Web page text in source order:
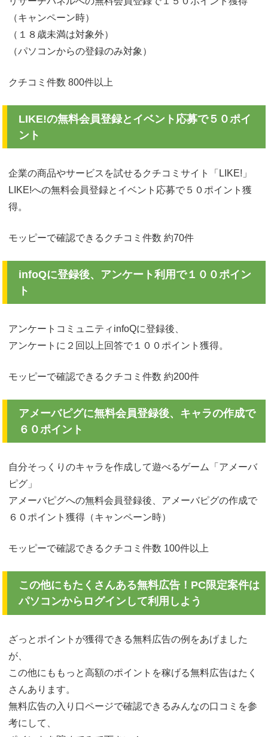
（キャンペーン時）
（１８歳未満は対象外）
（パソコンからの登録のみ対象）
クチコミ件数 800件以上
LIKE!の無料会員登録とイベント応募で５０ポイ
ント
企業の商品やサービスを試せるクチコミサイト「LIKE!」
LIKE!への無料会員登録とイベント応募で５０ポイント獲
得。
モッピーで確認できるクチコミ件数 約70件
infoQに登録後、アンケート利用で１００ポイン
ト
アンケートコミュニティinfoQに登録後、
アンケートに２回以上回答で１００ポイント獲得。
モッピーで確認できるクチコミ件数 約200件
アメーバピグに無料会員登録後、キャラの作成で
６０ポイント
自分そっくりのキャラを作成して遊べるゲーム「アメーバ
ピグ」
アメーバピグへの無料会員登録後、アメーバピグの作成で
６０ポイント獲得（キャンペーン時）
モッピーで確認できるクチコミ件数 100件以上
この他にもたくさんある無料広告！PC限定案件は
パソコンからログインして利用しよう
ざっとポイントが獲得できる無料広告の例をあげました
が、
この他にももっと高額のポイントを稼げる無料広告はたく
さんあります。
無料広告の入り口ページで確認できるみんなの口コミを参
考にして、